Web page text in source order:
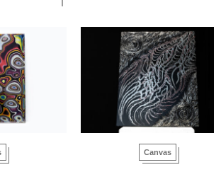
Canvas